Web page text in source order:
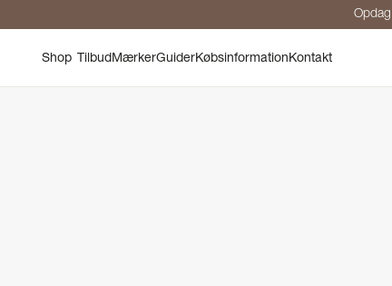
Shop TilbudMærkerGuiderKøbsinformationKontakt